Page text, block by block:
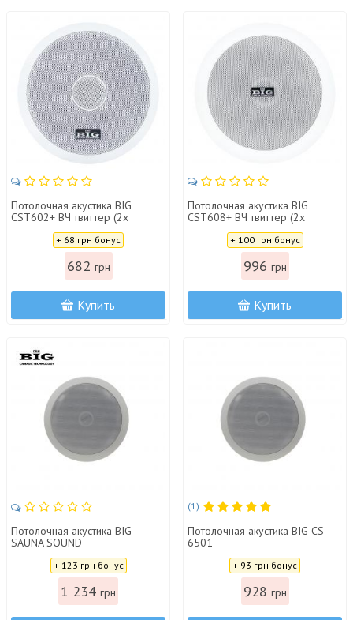
Потолочная акустика BIG
CST602+ ВЧ твиттер (2х
полосная)
+ 68 грн бонус
682 грн
Купить
Потолочная акустика BIG
CST608+ ВЧ твиттер (2х
полосная)
+ 100 грн бонус
996 грн
Купить
Потолочная акустика BIG
SAUNA SOUND
+ 123 грн бонус
1 234 грн
(1)
Потолочная акустика BIG CS-
6501
+ 93 грн бонус
928 грн